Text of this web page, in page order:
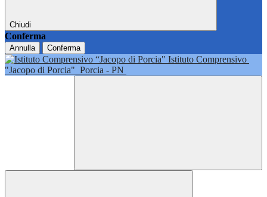
Chiudi
Conferma
Annulla Conferma
Istituto Comprensivo
"Jacopo di Porcia" Porcia - PN